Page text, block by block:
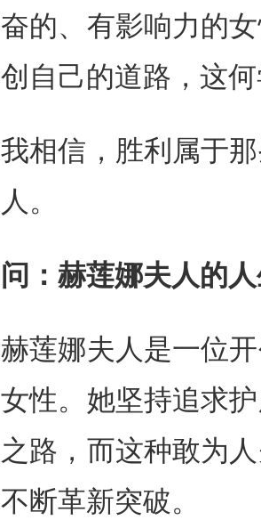
奋的、 有影响力的
创自己的道路 ， 这
我相信 ，胜利属于
人。
问：赫莲娜夫人的
赫莲娜夫人是一位
女性。她坚持追求
之路 ， 而这种敢为
不断革新突破。